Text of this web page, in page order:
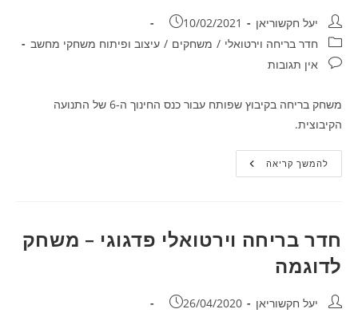
מחבר:יעל חקשוריאן פורסם:
10/02/2021
קטגוריה:חדר בריחה וירטואלי / משחקים / עיצוב ופיתוח משחקי מחשב
תגובות:אין תגובות
משחק בריחה בקיבוץ שפותח עבור כנס החינוך ה-6 של התנועה
הקיבוצית.
להמשך קריאהמשחק
וירטואלי
2021
חדר בריחה וירטואלי פדגוגי – משחק
לדוגמה
מחבר:יעל חקשוריאן פורסם:
26/04/2020